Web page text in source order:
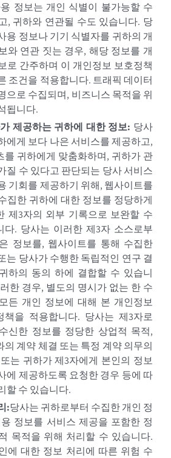
정보는 개인 식별이 불가능할 수
, 귀하와 연관될 수도 있습니다. 당
용 정보나 기기 식별자를 귀하의 개
와 연관 짓는 경우, 해당 정보를 개
로 간주하며 이 개인정보 보호정책
조건을 적용합니다. 트래픽 데이터
으로 수집되며, 비즈니스 목적을 위
됩니다.
제공하는 귀하에 대한 정보: 당사
에게 보다 나은 서비스를 제공하고,
를 귀하에게 맞춤화하며, 귀하가 관
질 수 있다고 판단되는 당사 서비스
기회를 제공하기 위해, 웹사이트를
집한 귀하에 대한 정보를 정당하게
제3자의 외부 기록으로 보완할 수
다. 당사는 이러한 제3자 소스로부
정보를, 웹사이트를 통해 수집한
는 당사가 수행한 독립적인 연구 결
하의 동의 하에 결합할 수 있습니
한 경우, 별도의 명시가 없는 한 수
든 개인 정보에 대해 본 개인정보
책을 적용합니다. 당사는 제3자로
신한 정보를 정당한 상업적 목적,
의 계약 체결 또는 특정 계약 의무의
는 귀하가 제3자에게 본인의 정보
에 제공하도록 요청한 경우 등에 따
할 수 있습니다.
:당사는 귀하로부터 수집한 개인 정
정보를 서비스 제공을 포함한 정
목적을 위해 처리할 수 있습니다.
에 대한 정보 처리에 따른 위험 수